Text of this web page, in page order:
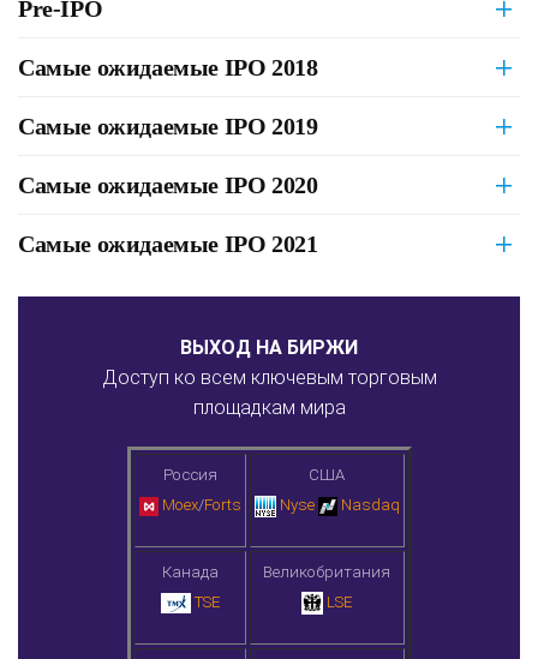
Pre-IPO
Самые ожидаемые IPO 2018
Самые ожидаемые IPO 2019
Самые ожидаемые IPO 2020
Самые ожидаемые IPO 2021
ВЫХОД НА БИРЖИ
Доступ ко всем ключевым торговым
площадкам мира
Россия
Moex/Forts
США
Nyse
Nasdaq
Канада
TSE
Великобритания
LSE